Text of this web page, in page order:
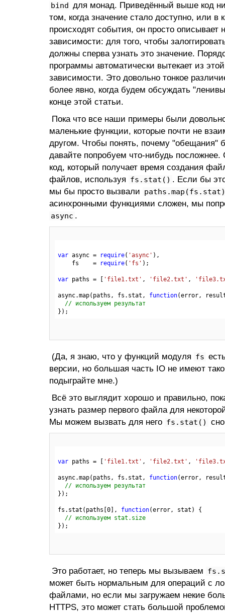
bind для монад. Приведённый выше код
том, когда значение стало доступно, или в
происходят события, он просто описывает
зависимости: для того, чтобы
должны сперва узнать это значение.
программы автоматически вытекает из
зависимости. Это довольно тонкое
более явно, когда будем обсуждать
конце этой статьи.
Пока что все наши примеры были
маленькие функции, которые почти не
другом. Чтобы понять, почему "обещания"
давайте попробуем что-нибудь посложнее.
код, который получает время создания
файлов, используя fs.stat() . Если бы
мы бы просто вызвали paths.map(fs.stat)
асинхронными функциями сложен, мы
async .
var async = require( 'async' ),
    fs    =
require( 'fs' );
var paths = [ 'file1.txt' , 'file2.txt' ,
async.map(paths, fs.stat, function(error,
// используем результат
(Да, я знаю, что у функций модуля fs
версии, но большая часть IO не имеют
подыграйте мне.)
Всё это выглядит хорошо и правильно,
узнать размер первого файла для
Мы можем вызвать для него fs.stat()
var paths = [ 'file1.txt' , 'file2.txt' ,
async.map(paths, fs.stat, function(error,
// используем результат
});
fs.stat(paths[ 0 ], function(error, stat)
{
// используем stat.size
Это работает, но теперь мы вызываем
может быть нормальным для операций с
файлами, но если мы загружаем некие
HTTPS, это может стать большой